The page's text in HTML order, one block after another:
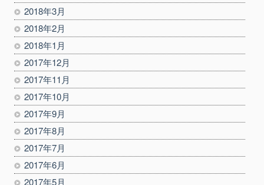
2018年3月
2018年2月
2018年1月
2017年12月
2017年11月
2017年10月
2017年9月
2017年8月
2017年7月
2017年6月
2017年5月